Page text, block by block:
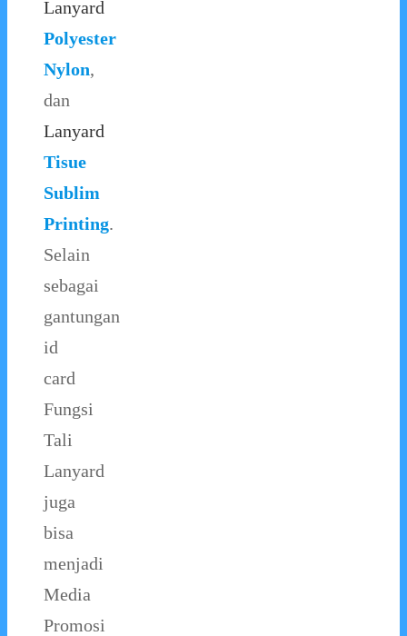
Lanyard
Polyester
Nylon,
dan
Lanyard
Tisue
Sublim
Printing.
Selain
sebagai
gantungan
id
card
Fungsi
Tali
Lanyard
juga
bisa
menjadi
Media
Promosi